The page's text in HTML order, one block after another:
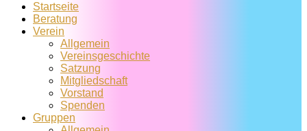
Startseite
Beratung
Verein
Allgemein
Vereins­geschichte
Satzung
Mitglied­schaft
Vorstand
Spenden
Gruppen